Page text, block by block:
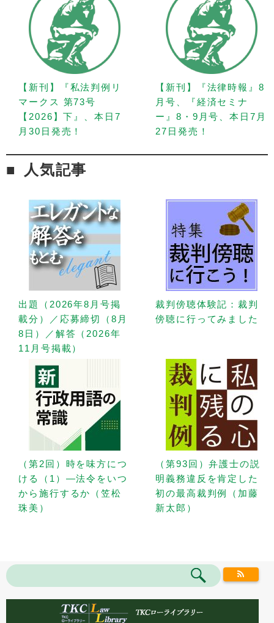
【新刊】『私法判例リ
マークス 第73号
【2026】下』、本日7
月30日発売！
【新刊】『法律時報』8
月号、『経済セミナ
ー』8・9月号、本日7月
27日発売！
人気記事
出題（2026年8月号掲
載分）／応募締切（8月
8日）／解答（2026年
11月号掲載）
裁判傍聴体験記：裁判
傍聴に行ってみました
（第2回）時を味方につ
ける（1）—法令をいつ
から施行するか（笠松
珠美）
（第93回）弁護士の説
明義務違反を肯定した
初の最高裁判例（加藤
新太郎）